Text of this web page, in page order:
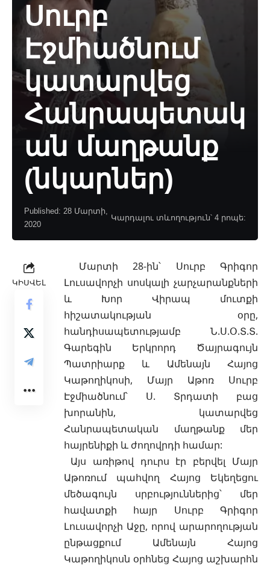
Սուրբ
Էջմիածնում
կատարվեց
Հանրապետակ
ան մաղթանք
(նկարներ)
Published: 28 Մարտի,
2020
Կարդալու տևողություն՝ 4 րոպե:
ԿԻՍՎԵԼ
Մարտի 28-ին՝ Սուրբ Գրիգոր
Լուսավորչի սոսկալի չարչարանքների
և Խոր Վիրապ մուտքի
հիշատակության օրը,
հանդիսապետությամբ Ն.Ս.Օ.Տ.Տ.
Գարեգին Երկրորդ Ծայրագույն
Պատրիարք և Ամենայն Հայոց
Կաթողիկոսի, Մայր Աթոռ Սուրբ
Էջմիածնում՝ Ս. Տրդատի բաց
խորանին, կատարվեց
Հանրապետական մաղթանք մեր
հայրենիքի և ժողովրդի համար:
Այս առիթով դուրս էր բերվել Մայր
Աթոռում պահվող Հայոց Եկեղեցու
մեծագույն սրբություններից՝ մեր
հավատքի հայր Սուրբ Գրիգոր
Լուսավորչի Աջը, որով արարողության
ընթացքում Ամենայն Հայոց
Կաթողիկոսն օրհնեց Հայոց աշխարհն